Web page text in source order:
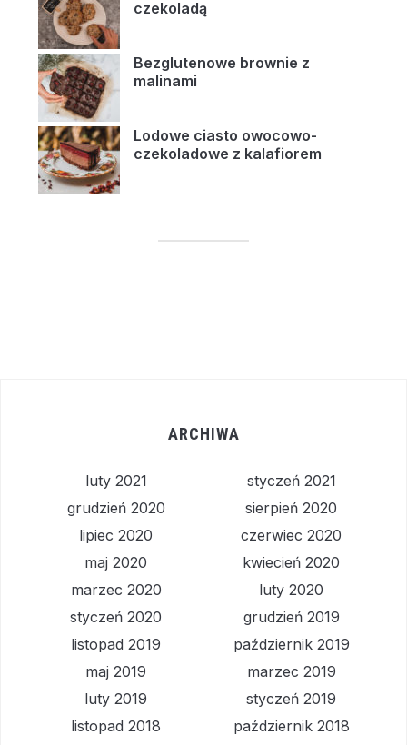
czekoladą
Bezglutenowe brownie z
malinami
Lodowe ciasto owocowo-
czekoladowe z kalafiorem
ARCHIWA
luty 2021
styczeń 2021
grudzień 2020
sierpień 2020
lipiec 2020
czerwiec 2020
maj 2020
kwiecień 2020
marzec 2020
luty 2020
styczeń 2020
grudzień 2019
listopad 2019
październik 2019
maj 2019
marzec 2019
luty 2019
styczeń 2019
listopad 2018
październik 2018